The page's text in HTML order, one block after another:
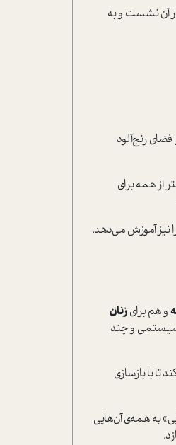
آن نشست و به
رنج‌آلود
از همه براي
نيز آموزش مي‌دهد.
و هم برايزنان
و چند
با بازسازي
به همه‌ي آن‌هايي